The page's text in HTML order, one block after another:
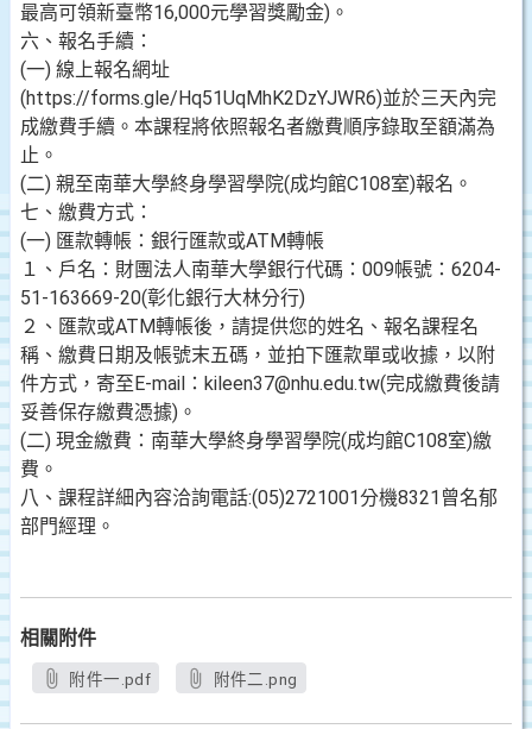
最高可領新臺幣16,000元學習獎勵金)。
六、報名手續：
(一) 線上報名網址
(https://forms.gle/Hq51UqMhK2DzYJWR6)並於三天內完
成繳費手續。本課程將依照報名者繳費順序錄取至額滿為
止。
(二) 親至南華大學終身學習學院(成均館C108室)報名。
七、繳費方式：
(一) 匯款轉帳：銀行匯款或ATM轉帳
１、戶名：財團法人南華大學銀行代碼：009帳號：6204-
51-163669-20(彰化銀行大林分行)
２、匯款或ATM轉帳後，請提供您的姓名、報名課程名
稱、繳費日期及帳號末五碼，並拍下匯款單或收據，以附
件方式，寄至E-mail：kileen37@nhu.edu.tw(完成繳費後請
妥善保存繳費憑據)。
(二) 現金繳費：南華大學終身學習學院(成均館C108室)繳
費。
八、課程詳細內容洽詢電話:(05)2721001分機8321曾名郁
部門經理。
相關附件
附件一.pdf 附件二.png